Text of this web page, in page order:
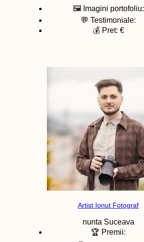
🖼️ Imagini portofoliu:
💬 Testimoniale:
💰 Pret: €
Artist Ionut Fotograf
nunta Suceava
🏆 Premii: